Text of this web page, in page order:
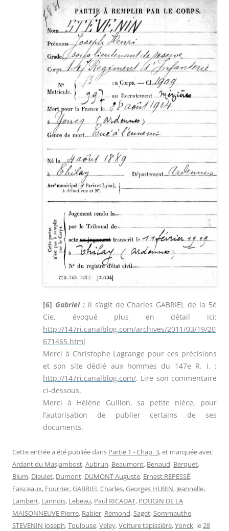
[6] Gabriel : il s’agit de Charles GABRIEL de la 5è
Cie, évoqué plus en détail ici:
http://147ri.canalblog.com/archives/2011/03/19/20
671465.html
Merci à Christophe Lagrange pour ces précisions
et son site dédié aux hommes du 147e R. I. :
http://147ri.canalblog.com/. Lire son commentaire
ci-dessous.
Merci à Hélène Guillon, sa petite nièce, pour
l’autorisation de publier certains de ses
documents.
Cette entrée a été publiée dans Partie 1 - Chap. 3, et marquée avec
Ardant du Masjambost,Aubrun, Beaumont, Benaud, Berquet,
Blum, Dieulet, Dumont, DUMONT Auguste, Ernest REPESSÉ,
Faisceaux, Fourrier,GABRIEL Charles,Georges HUBIN, Jeannelle,
Lambert, Lannois, Lebeau, Paul RICADAT, POUGIN DE LA
MAISONNEUVE Pierre, Rabier, Rémond,Saget,Sommauthe,
STEVENIN Joseph,Toulouse,Veley,Voiture tapissière,Yonck, le28